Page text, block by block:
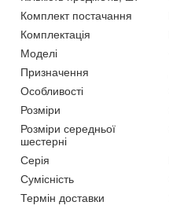
Комплект постачання
Комплектація
Моделі
Призначення
Особливості
Розміри
Розміри середньої
шестерні
Серія
Сумісність
Термін доставки